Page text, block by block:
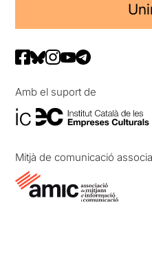
Amb el suport de
Mitjà de comunicació